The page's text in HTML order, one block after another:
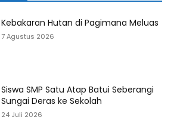
Kebakaran Hutan di Pagimana Meluas
7 Agustus 2026
Siswa SMP Satu Atap Batui Seberangi
Sungai Deras ke Sekolah
24 Juli 2026